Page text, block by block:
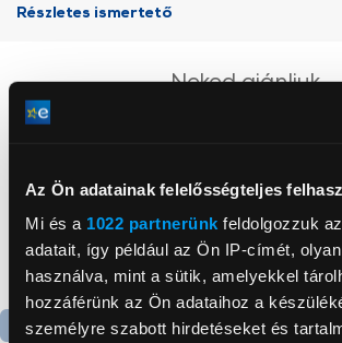
Az Ön adatainak felelősségteljes
Mi és a 1022 partnerünk feldolgozzuk
adatait, így például az Ön IP-címét,
használva, mint a sütik, amelyekkel
hozzáférünk az Ön adataihoz a
személyre szabott hirdetéseket és
Részletes ismertető
Neked ajánljuk